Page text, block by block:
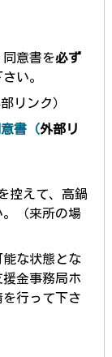
意書を必ず
い。
リンク）
書（外部リ
えて、高鍋
（来所の場
な状態とな
金事務局ホ
行って下さ